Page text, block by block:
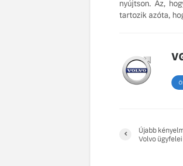
nyújtson. Az,
tartozik azóta,
Újabb
Volvo